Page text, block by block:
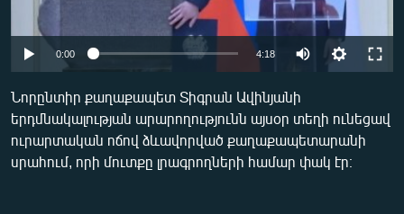
ՍՊՈՐՏ
ՄԵԿՆԱԲԱՆՈՒԹՅՈՒՆ
ՏՏ ԵՒ ԻՆՏԵՐՆԵՏ
ԿՈՐՈՆԱՎԻՐՈՒՍ
ԱՐԽԻՎ
Auto 240p 360p 480p
0:00 4:18
360p
480p
Նորընտիր քաղաքապետ Տիգրան Ավինյանի
երդմնակալության արարողությունն այսօր տեղի ունեցավ
ուրարտական ոճով ձևավորված քաղաքապետարանի
սրահում, որի մուտքը լրագրողների համար փակ էր։